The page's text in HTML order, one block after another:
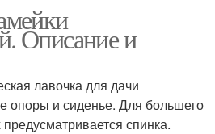
Описание и
лавочка для дачи
опоры и сиденье. Для большего
спинка.